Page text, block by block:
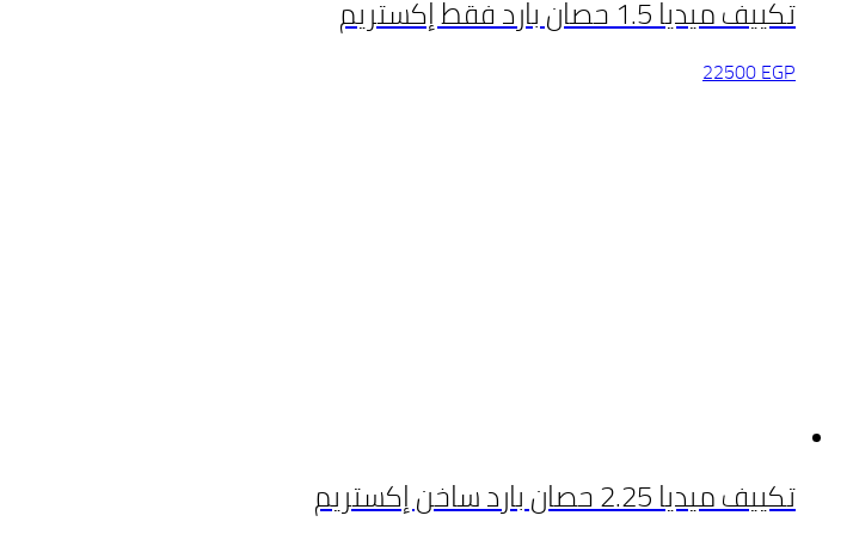
تكييف ميديا 1.5 حصان بارد فقط إكستريم
22500EGP
تكييف ميديا 2.25 حصان بارد ساخن إكستريم